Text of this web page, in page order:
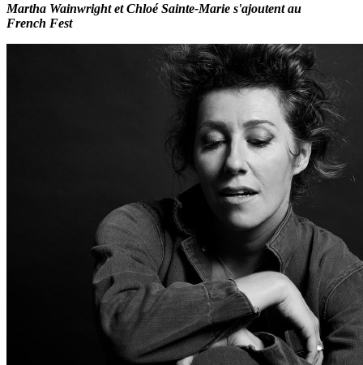
Martha Wainwright et Chloé Sainte-Marie s'ajoutent au
French Fest